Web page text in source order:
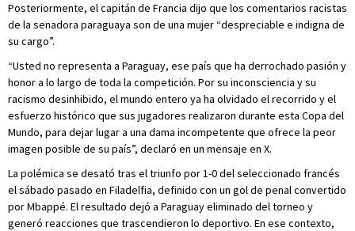
Posteriormente, el capitán de Francia dijo que los comentarios racistas
de la senadora paraguaya son de una mujer “despreciable e indigna de
su cargo”.
“Usted no representa a Paraguay, ese país que ha derrochado pasión y
honor a lo largo de toda la competición. Por su inconsciencia y su
racismo desinhibido, el mundo entero ya ha olvidado el recorrido y el
esfuerzo histórico que sus jugadores realizaron durante esta Copa del
Mundo, para dejar lugar a una dama incompetente que ofrece la peor
imagen posible de su país”, declaró en un mensaje en X.
La polémica se desató tras el triunfo por 1-0 del seleccionado francés
el sábado pasado en Filadelfia, definido con un gol de penal convertido
por Mbappé. El resultado dejó a Paraguay eliminado del torneo y
generó reacciones que trascendieron lo deportivo. En ese contexto,